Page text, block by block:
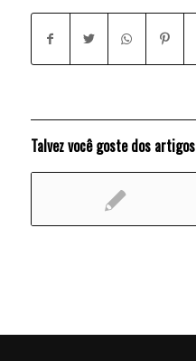
Talvez você goste dos artigos